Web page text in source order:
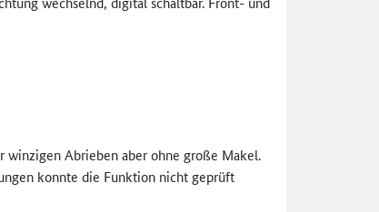
winzigen Abrieben aber ohne große Makel.
konnte die Funktion nicht geprüft